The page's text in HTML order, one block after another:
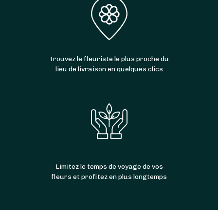
Trouvez le fleuriste le plus proche du
lieu de livraison en quelques clics
Limitez le temps de voyage de vos
fleurs et profitez en plus longtemps